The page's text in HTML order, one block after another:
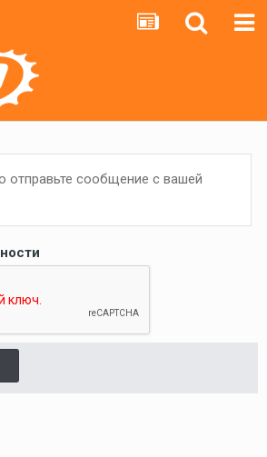
отправьте сообщение с вашей